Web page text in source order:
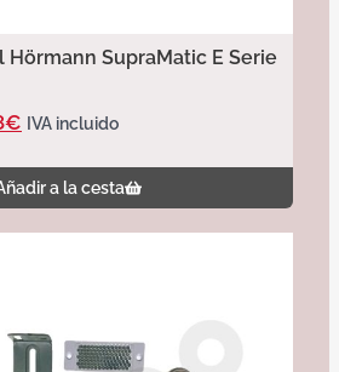
SupraMatic E Serie
€ IVA incluido
a la cesta